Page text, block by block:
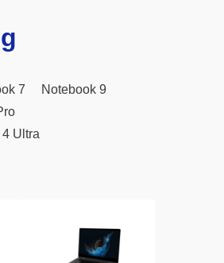
7
Notebook 9
Ultra